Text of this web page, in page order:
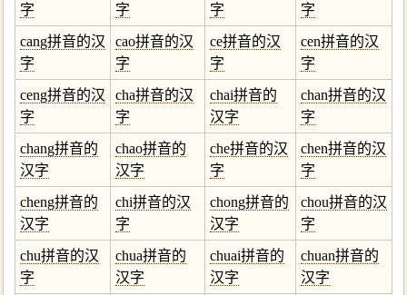
字
字
字
字
cang拼音的汉
字
cao拼音的汉
字
ce拼音的汉
字
cen拼音的汉
字
ceng拼音的汉
字
cha拼音的汉
字
chai拼音的
汉字
chan拼音的汉
字
chang拼音的
汉字
chao拼音的
汉字
che拼音的汉
字
chen拼音的汉
字
cheng拼音的
汉字
chi拼音的汉
字
chong拼音的
汉字
chou拼音的汉
字
chu拼音的汉
字
chua拼音的
汉字
chuai拼音的
汉字
chuan拼音的
汉字